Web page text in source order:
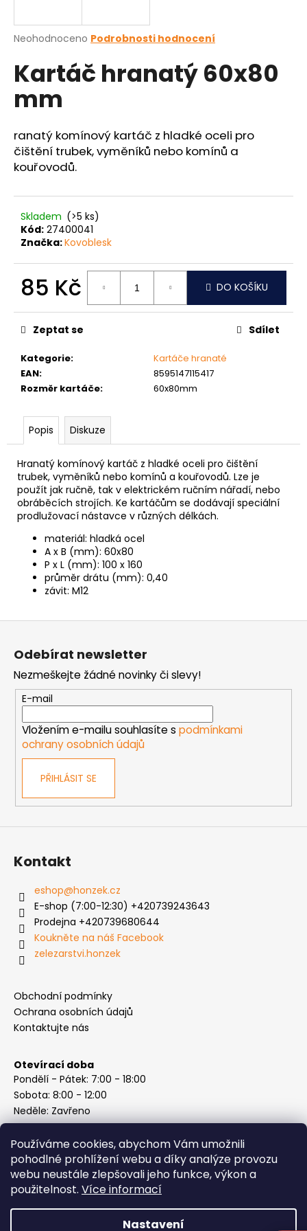
Používáme cookies, abychom Vám umožnili
pohodlné prohlížení webu a díky analýze provozu
webu neustále zlepšovali jeho funkce, výkon a
použitelnost. Více informací
Nastavení
Průměrné
produktu
je
hvězdiček.
Neohodnoceno Podrobnosti hodnocení
Kartáč hranatý 60x80
mm
ranatý komínový kartáč z hladké oceli pro
čištění trubek, vyměníků nebo komínů a
kouřovodů.
Skladem (>5 ks)
Kód: 27400041
Značka:Kovoblesk
85 Kč
cena:
DO KOŠÍKU
Kategorie:
Kartáče hranaté
EAN:
8595147115417
Rozměr kartáče: 60x80mm
Zeptat se Sdílet
Popis Diskuze
Hranatý komínový kartáč z hladké oceli pro čištění
trubek, vyměníků nebo komínů a kouřovodů. Lze je
použít jak ručně, tak v elektrickém ručním nářadí, nebo
obráběcích strojích. Ke kartáčům se dodávají speciální
prodlužovací nástavce v různých délkách.
materiál: hladká ocel
A x B (mm): 60x80
P x L (mm): 100 x 160
průměr drátu (mm): 0,40
závit: M12
j
t
?
HLEDAT
D
o
p
o
u
č
u
e
m
e
MATICE
ŠESTIHRANNÁ
PRODLOUŽENÁ
POZINK
1,50
Kč
Z
Odebírat newsletter
Nezmeškejte žádné novinky či slevy!
E-mail
Vložením e-mailu souhlasíte s podmínkami
ochrany osobních údajů
PŘIHLÁSIT SE
Kontakt
eshop@honzek.cz
E-shop (7:00-12:30) +420739243643
Prodejna +420739680644
Koukněte na náš Facebook
zelezarstvi.honzek
Obchodní podmínky
Ochrana osobních údajů
Kontaktujte nás
Otevírací doba
Pondělí - Pátek: 7:00 - 18:00
Sobota: 8:00 - 12:00
Neděle: Zavřeno
Instagram